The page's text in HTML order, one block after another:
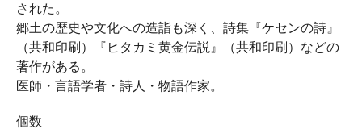
された。
郷土の歴史や文化への造詣も深く、詩集『ケセンの詩』
（共和印刷）『ヒタカミ黄金伝説』（共和印刷）などの
著作がある。
医師・言語学者・詩人・物語作家。
個数